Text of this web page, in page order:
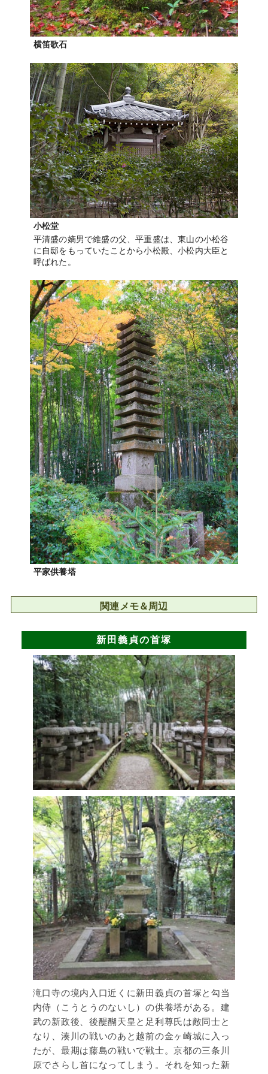
横笛歌石
小松堂
平清盛の嫡男で維盛の父、平重盛は、東山の小松谷
に自邸をもっていたことから小松殿、小松内大臣と
呼ばれた。
平家供養塔
関連メモ＆周辺
新田義貞の首塚
滝口寺の境内入口近くに新田義貞の首塚と勾当
内侍（こうとうのないし）の供養塔がある。建
武の新政後、後醍醐天皇と足利尊氏は敵同士と
なり、湊川の戦いのあと越前の金ヶ崎城に入っ
たが、最期は藤島の戦いで戦士。京都の三条川
原でさらし首になってしまう。それを知った新